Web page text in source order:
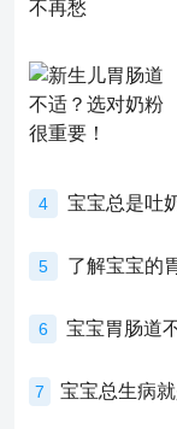
4 宝宝总是吐
5 了解宝宝的
6
7